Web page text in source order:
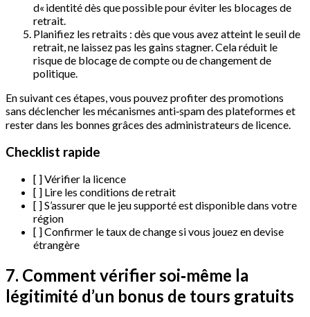
d« identité dès que possible pour éviter les blocages de
retrait.
Planifiez les retraits : dès que vous avez atteint le seuil de
retrait, ne laissez pas les gains stagner. Cela réduit le
risque de blocage de compte ou de changement de
politique.
En suivant ces étapes, vous pouvez profiter des promotions
sans déclencher les mécanismes anti‑spam des plateformes et
rester dans les bonnes grâces des administrateurs de licence.
Checklist rapide
[ ] Vérifier la licence
[ ] Lire les conditions de retrait
[ ] S’assurer que le jeu supporté est disponible dans votre
région
[ ] Confirmer le taux de change si vous jouez en devise
étrangère
7. Comment vérifier soi‑même la
légitimité d’un bonus de tours gratuits